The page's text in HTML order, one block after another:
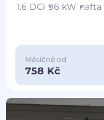
1.6 DCi 96 kW nafta
Měsíčně od
758 Kč